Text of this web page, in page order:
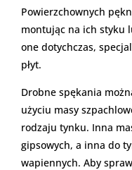
Powierzchownych
montując na ich styku
one dotychczas,
płyt.
Drobne spękania
użyciu masy
rodzaju tynku. Inna
gipsowych, a inna do
wapiennych. Aby